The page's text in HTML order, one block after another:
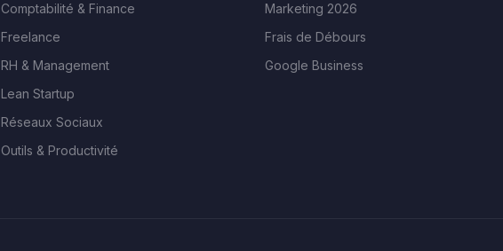
Comptabilité & Finance
Freelance
RH & Management
Lean Startup
Réseaux Sociaux
Outils & Productivité
Marketing 2026
Frais de Débours
Google Business